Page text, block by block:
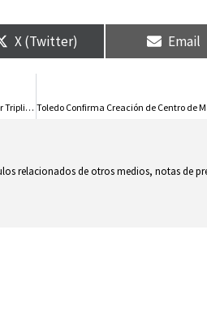
X (Twitter) Email
Comunidades Autónomas Declaradas en Contingencia Migratoria por Triplicar su Capacidad de Acogida
relacionados de otros medios, notas de